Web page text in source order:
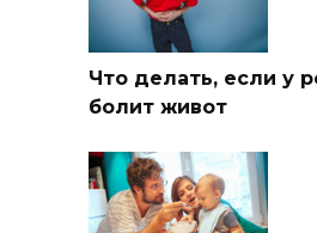
Что делать, если у
болит живот